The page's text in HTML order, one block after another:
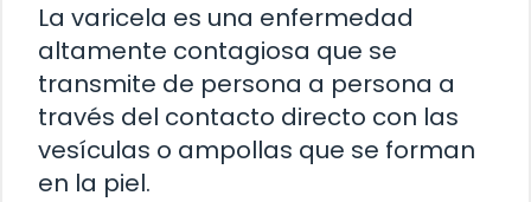
La varicela es una enfermedad
altamente contagiosa que se
transmite de persona a persona a
través del contacto directo con las
vesículas o ampollas que se forman
en la piel.